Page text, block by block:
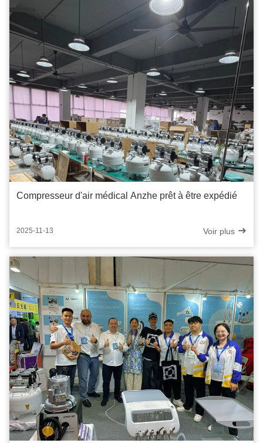
Compresseur d'air médical Anzhe prêt à être expédié
2025-11-13 Voir plus